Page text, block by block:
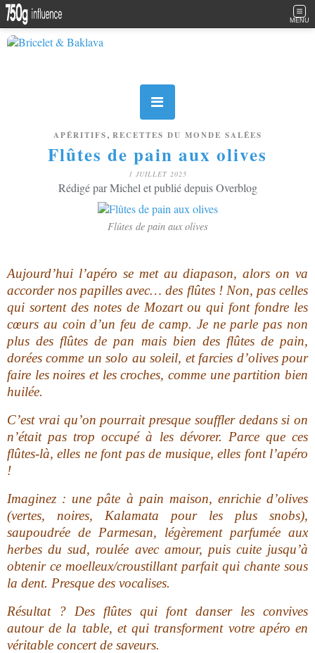
MENU
APÉRITIFS, RECETTES DU MONDE SALÉES
Flûtes de pain aux olives
1 JUILLET 2025
Rédigé par Michel et publié depuis Overblog
Flûtes de pain aux olives
Aujourd’hui l’apéro se met au diapason, alors on va
accorder nos papilles avec… des flûtes ! Non, pas celles
qui sortent des notes de Mozart ou qui font fondre les
cœurs au coin d’un feu de camp. Je ne parle pas non
plus des flûtes de pan mais bien des flûtes de pain,
dorées comme un solo au soleil, et farcies d’olives pour
faire les noires et les croches, comme une partition bien
huilée.
C’est vrai qu’on pourrait presque souffler dedans si on
n’était pas trop occupé à les dévorer. Parce que ces
flûtes-là, elles ne font pas de musique, elles font l’apéro
!
Imaginez : une pâte à pain maison, enrichie d’olives
(vertes, noires, Kalamata pour les plus snobs),
saupoudrée de Parmesan, légèrement parfumée aux
herbes du sud, roulée avec amour, puis cuite jusqu’à
obtenir ce moelleux/croustillant parfait qui chante sous
la dent. Presque des vocalises.
Résultat ? Des flûtes qui font danser les convives
autour de la table, et qui transforment votre apéro en
véritable concert de saveurs.